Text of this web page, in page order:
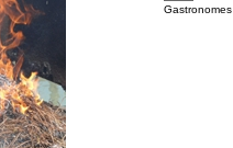
Gastronomes